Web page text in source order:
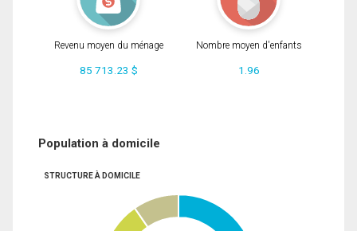
Revenu moyen du ménage
85 713.23 $
Nombre moyen d'enfants
1.96
Population à domicile
STRUCTURE À DOMICILE